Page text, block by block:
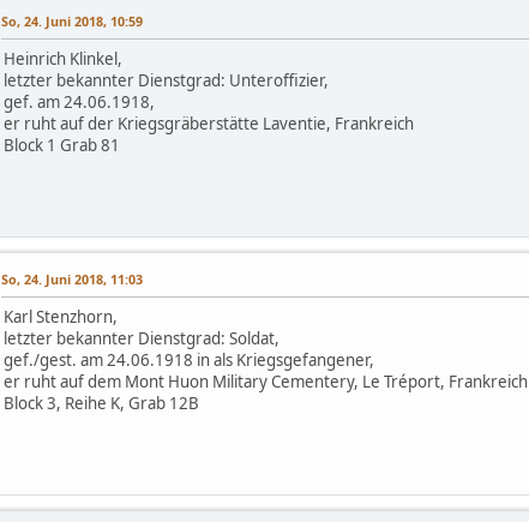
So, 24. Juni 2018, 10:59
Heinrich Klinkel,
letzter bekannter Dienstgrad: Unteroffizier,
gef. am 24.06.1918,
er ruht auf der Kriegsgräberstätte Laventie, Frankreich
Block 1 Grab 81
So, 24. Juni 2018, 11:03
Karl Stenzhorn,
letzter bekannter Dienstgrad: Soldat,
gef./gest. am 24.06.1918 in als Kriegsgefangener,
er ruht auf dem Mont Huon Military Cementery, Le Tréport, Frankreich
Block 3, Reihe K, Grab 12B